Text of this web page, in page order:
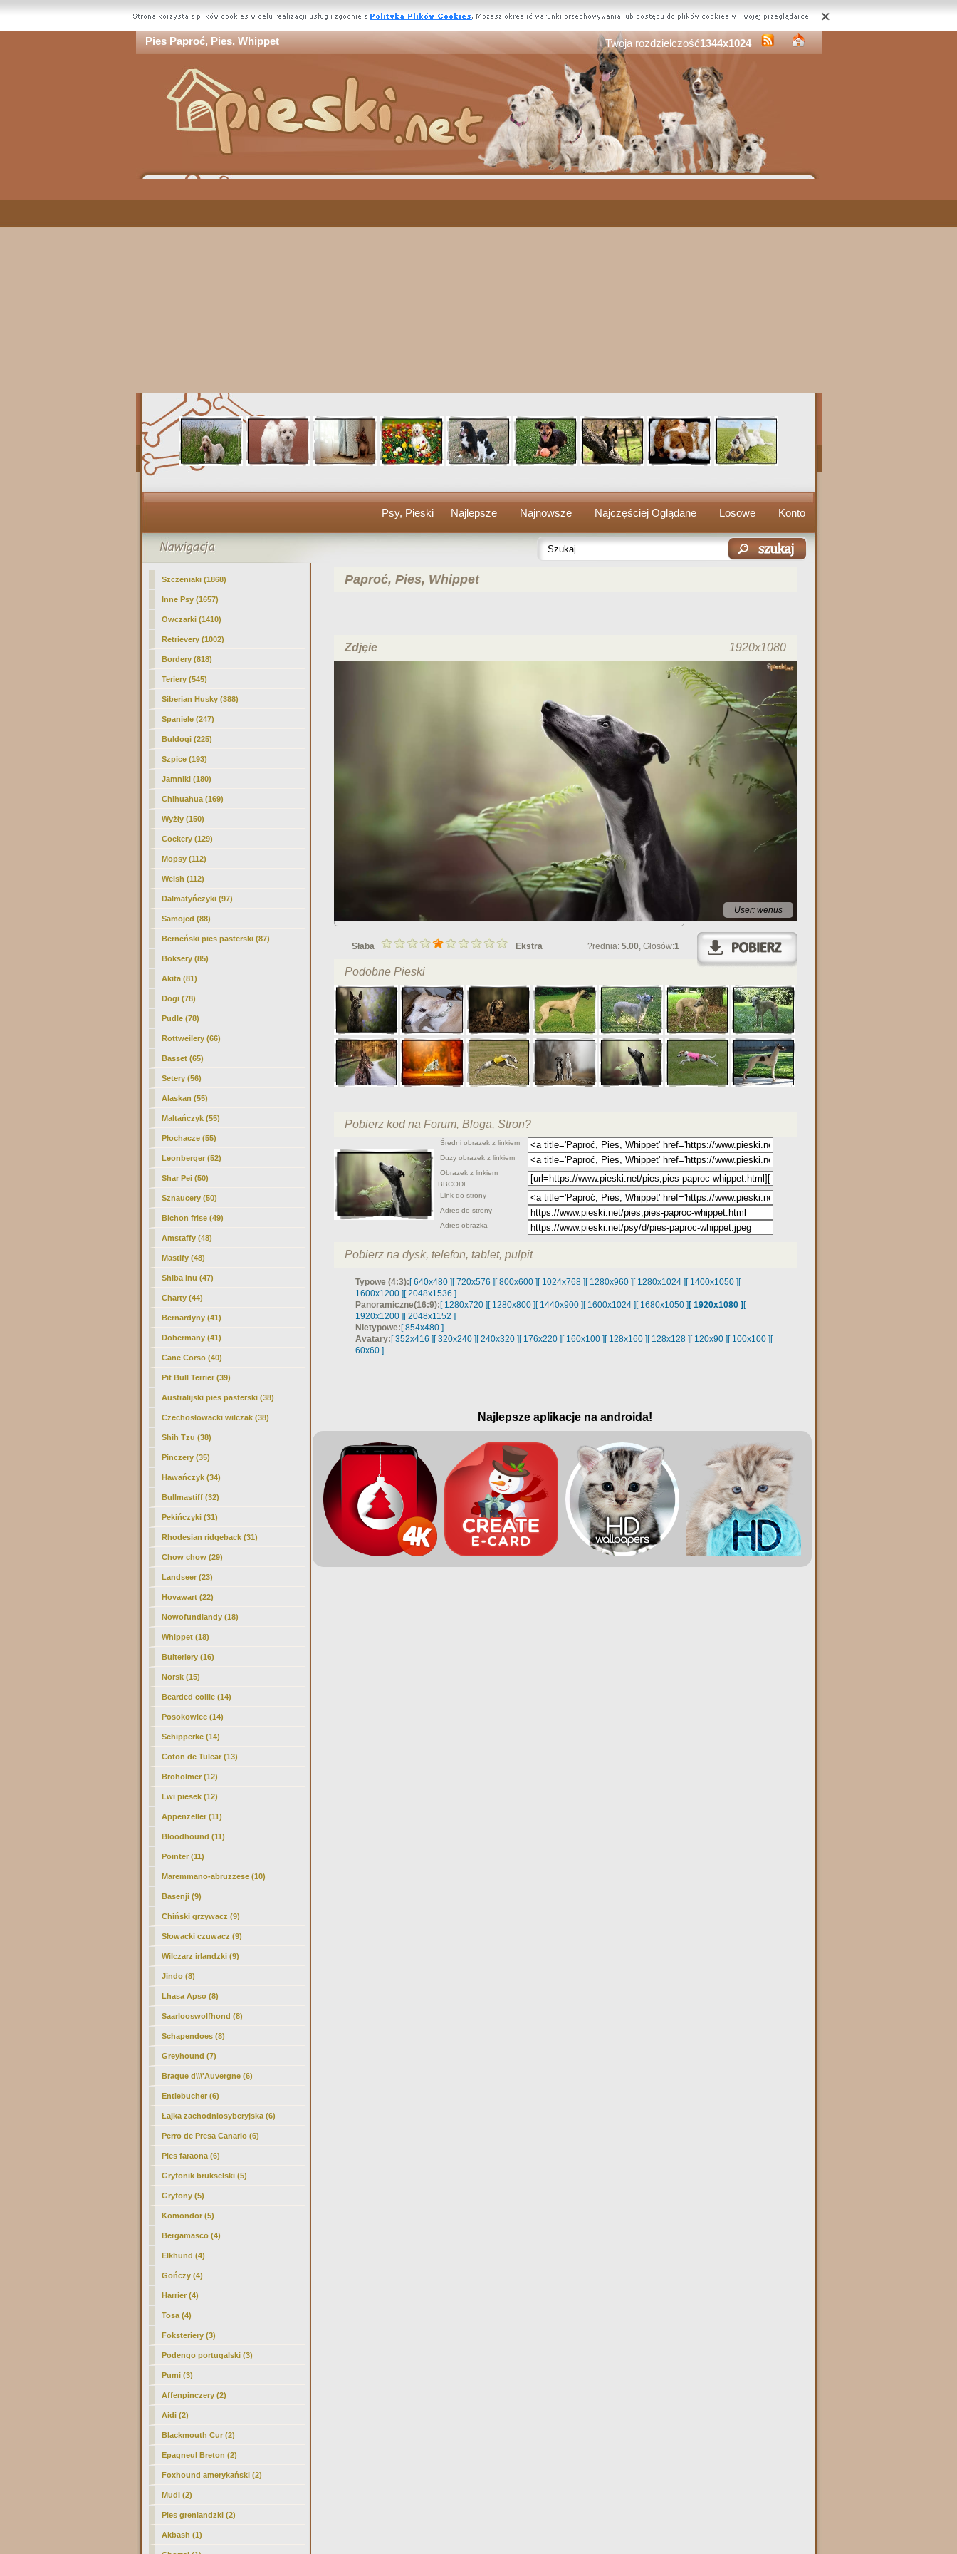
Pies Paproć, Pies, Whippet Twoja rozdzielczość1344x1024
Psy, Pieski Najlepsze Najnowsze Najczęściej Oglądane Losowe Konto
Szczeniaki (1868)
Inne Psy (1657)
Owczarki (1410)
Retrievery (1002)
Bordery (818)
Teriery (545)
Siberian Husky (388)
Spaniele (247)
Buldogi (225)
Szpice (193)
Jamniki (180)
Chihuahua (169)
Wyżły (150)
Cockery (129)
Mopsy (112)
Welsh (112)
Dalmatyńczyki (97)
Samojed (88)
Berneński pies pasterski (87)
Boksery (85)
Akita (81)
Dogi (78)
Pudle (78)
Rottweilery (66)
Basset (65)
Setery (56)
Alaskan (55)
Maltańczyk (55)
Płochacze (55)
Leonberger (52)
Shar Pei (50)
Sznaucery (50)
Bichon frise (49)
Amstaffy (48)
Mastify (48)
Shiba inu (47)
Charty (44)
Bernardyny (41)
Dobermany (41)
Cane Corso (40)
Pit Bull Terrier (39)
Australijski pies pasterski (38)
Czechosłowacki wilczak (38)
Shih Tzu (38)
Pinczery (35)
Hawańczyk (34)
Bullmastiff (32)
Pekińczyki (31)
Rhodesian ridgeback (31)
Chow chow (29)
Landseer (23)
Hovawart (22)
Nowofundlandy (18)
Whippet(18)
Bulteriery (16)
Norsk (15)
Bearded collie (14)
Posokowiec (14)
Schipperke (14)
Coton de Tulear (13)
Broholmer (12)
Lwi piesek (12)
Appenzeller (11)
Bloodhound (11)
Pointer (11)
Maremmano-abruzzese (10)
Basenji (9)
Chiński grzywacz (9)
Słowacki czuwacz (9)
Wilczarz irlandzki (9)
Jindo (8)
Lhasa Apso (8)
Saarlooswolfhond (8)
Schapendoes (8)
Greyhound (7)
Braque d\\\'Auvergne (6)
Entlebucher (6)
Łajka zachodniosyberyjska (6)
Perro de Presa Canario (6)
Pies faraona (6)
Gryfonik brukselski (5)
Gryfony (5)
Komondor (5)
Bergamasco (4)
Elkhund (4)
Gończy (4)
Harrier (4)
Tosa (4)
Foksteriery (3)
Podengo portugalski (3)
Pumi (3)
Affenpinczery (2)
Aidi (2)
Blackmouth Cur (2)
Epagneul Breton (2)
Foxhound amerykański (2)
Mudi (2)
Pies grenlandzki (2)
Akbash (1)
Paproć, Pies, Whippet
Zdjęie 1920x1080
User: wenus
Słaba Ekstra ?rednia: 5.00 , Głosów:1
Podobne Pieski
Pobierz kod na Forum, Bloga, Stron?
Średni obrazek z linkiem
Duży obrazek z linkiem
Obrazek z linkiem
BBCODE
Link do strony
Adres do strony
Adres obrazka
Pobierz na dysk, telefon, tablet, pulpit
Typowe (4:3):[ 640x480 ][ 720x576 ][ 800x600 ][ 1024x768 ][ 1280x960 ][ 1280x1024 ][ 1400x1050 ][
1600x1200 ][ 2048x1536 ]
Panoramiczne(16:9):[ 1280x720 ][ 1280x800 ][ 1440x900 ][ 1600x1024 ][ 1680x1050 ][ 1920x1080 ][
1920x1200 ][ 2048x1152 ]
Nietypowe:[ 854x480 ]
Avatary:[ 352x416 ][ 320x240 ][ 240x320 ][ 176x220 ][ 160x100 ][ 128x160 ][ 128x128 ][ 120x90 ][ 100x100 ][
60x60 ]
Najlepsze aplikacje na androida!